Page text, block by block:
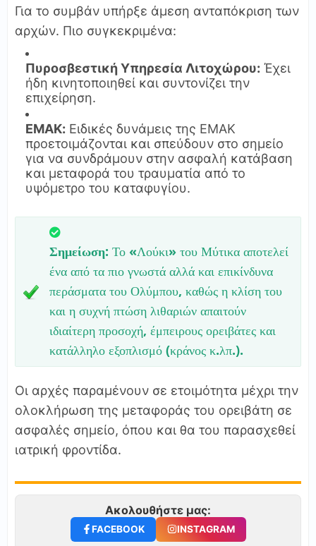
Για το συμβάν υπήρξε άμεση ανταπόκριση των
αρχών. Πιο συγκεκριμένα:
Πυροσβεστική Υπηρεσία Λιτοχώρου: Έχει
ήδη κινητοποιηθεί και συντονίζει την
επιχείρηση.
ΕΜΑΚ: Ειδικές δυνάμεις της ΕΜΑΚ
προετοιμάζονται και σπεύδουν στο σημείο
για να συνδράμουν στην ασφαλή κατάβαση
και μεταφορά του τραυματία από το
υψόμετρο του καταφυγίου.
Σημείωση: Το «Λούκι» του Μύτικα αποτελεί
ένα από τα πιο γνωστά αλλά και επικίνδυνα
περάσματα του Ολύμπου, καθώς η κλίση του
και η συχνή πτώση λιθαριών απαιτούν
ιδιαίτερη προσοχή, έμπειρους ορειβάτες και
κατάλληλο εξοπλισμό (κράνος κ.λπ.).
Οι αρχές παραμένουν σε ετοιμότητα μέχρι την
ολοκλήρωση της μεταφοράς του ορειβάτη σε
ασφαλές σημείο, όπου και θα του παρασχεθεί
ιατρική φροντίδα.
Ακολουθήστε μας:
FACEBOOK INSTAGRAM